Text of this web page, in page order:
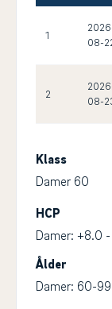
1
08-
2
08-
Klass
Damer 60
HCP
Damer: +8.0
Ålder
Damer: 60-99